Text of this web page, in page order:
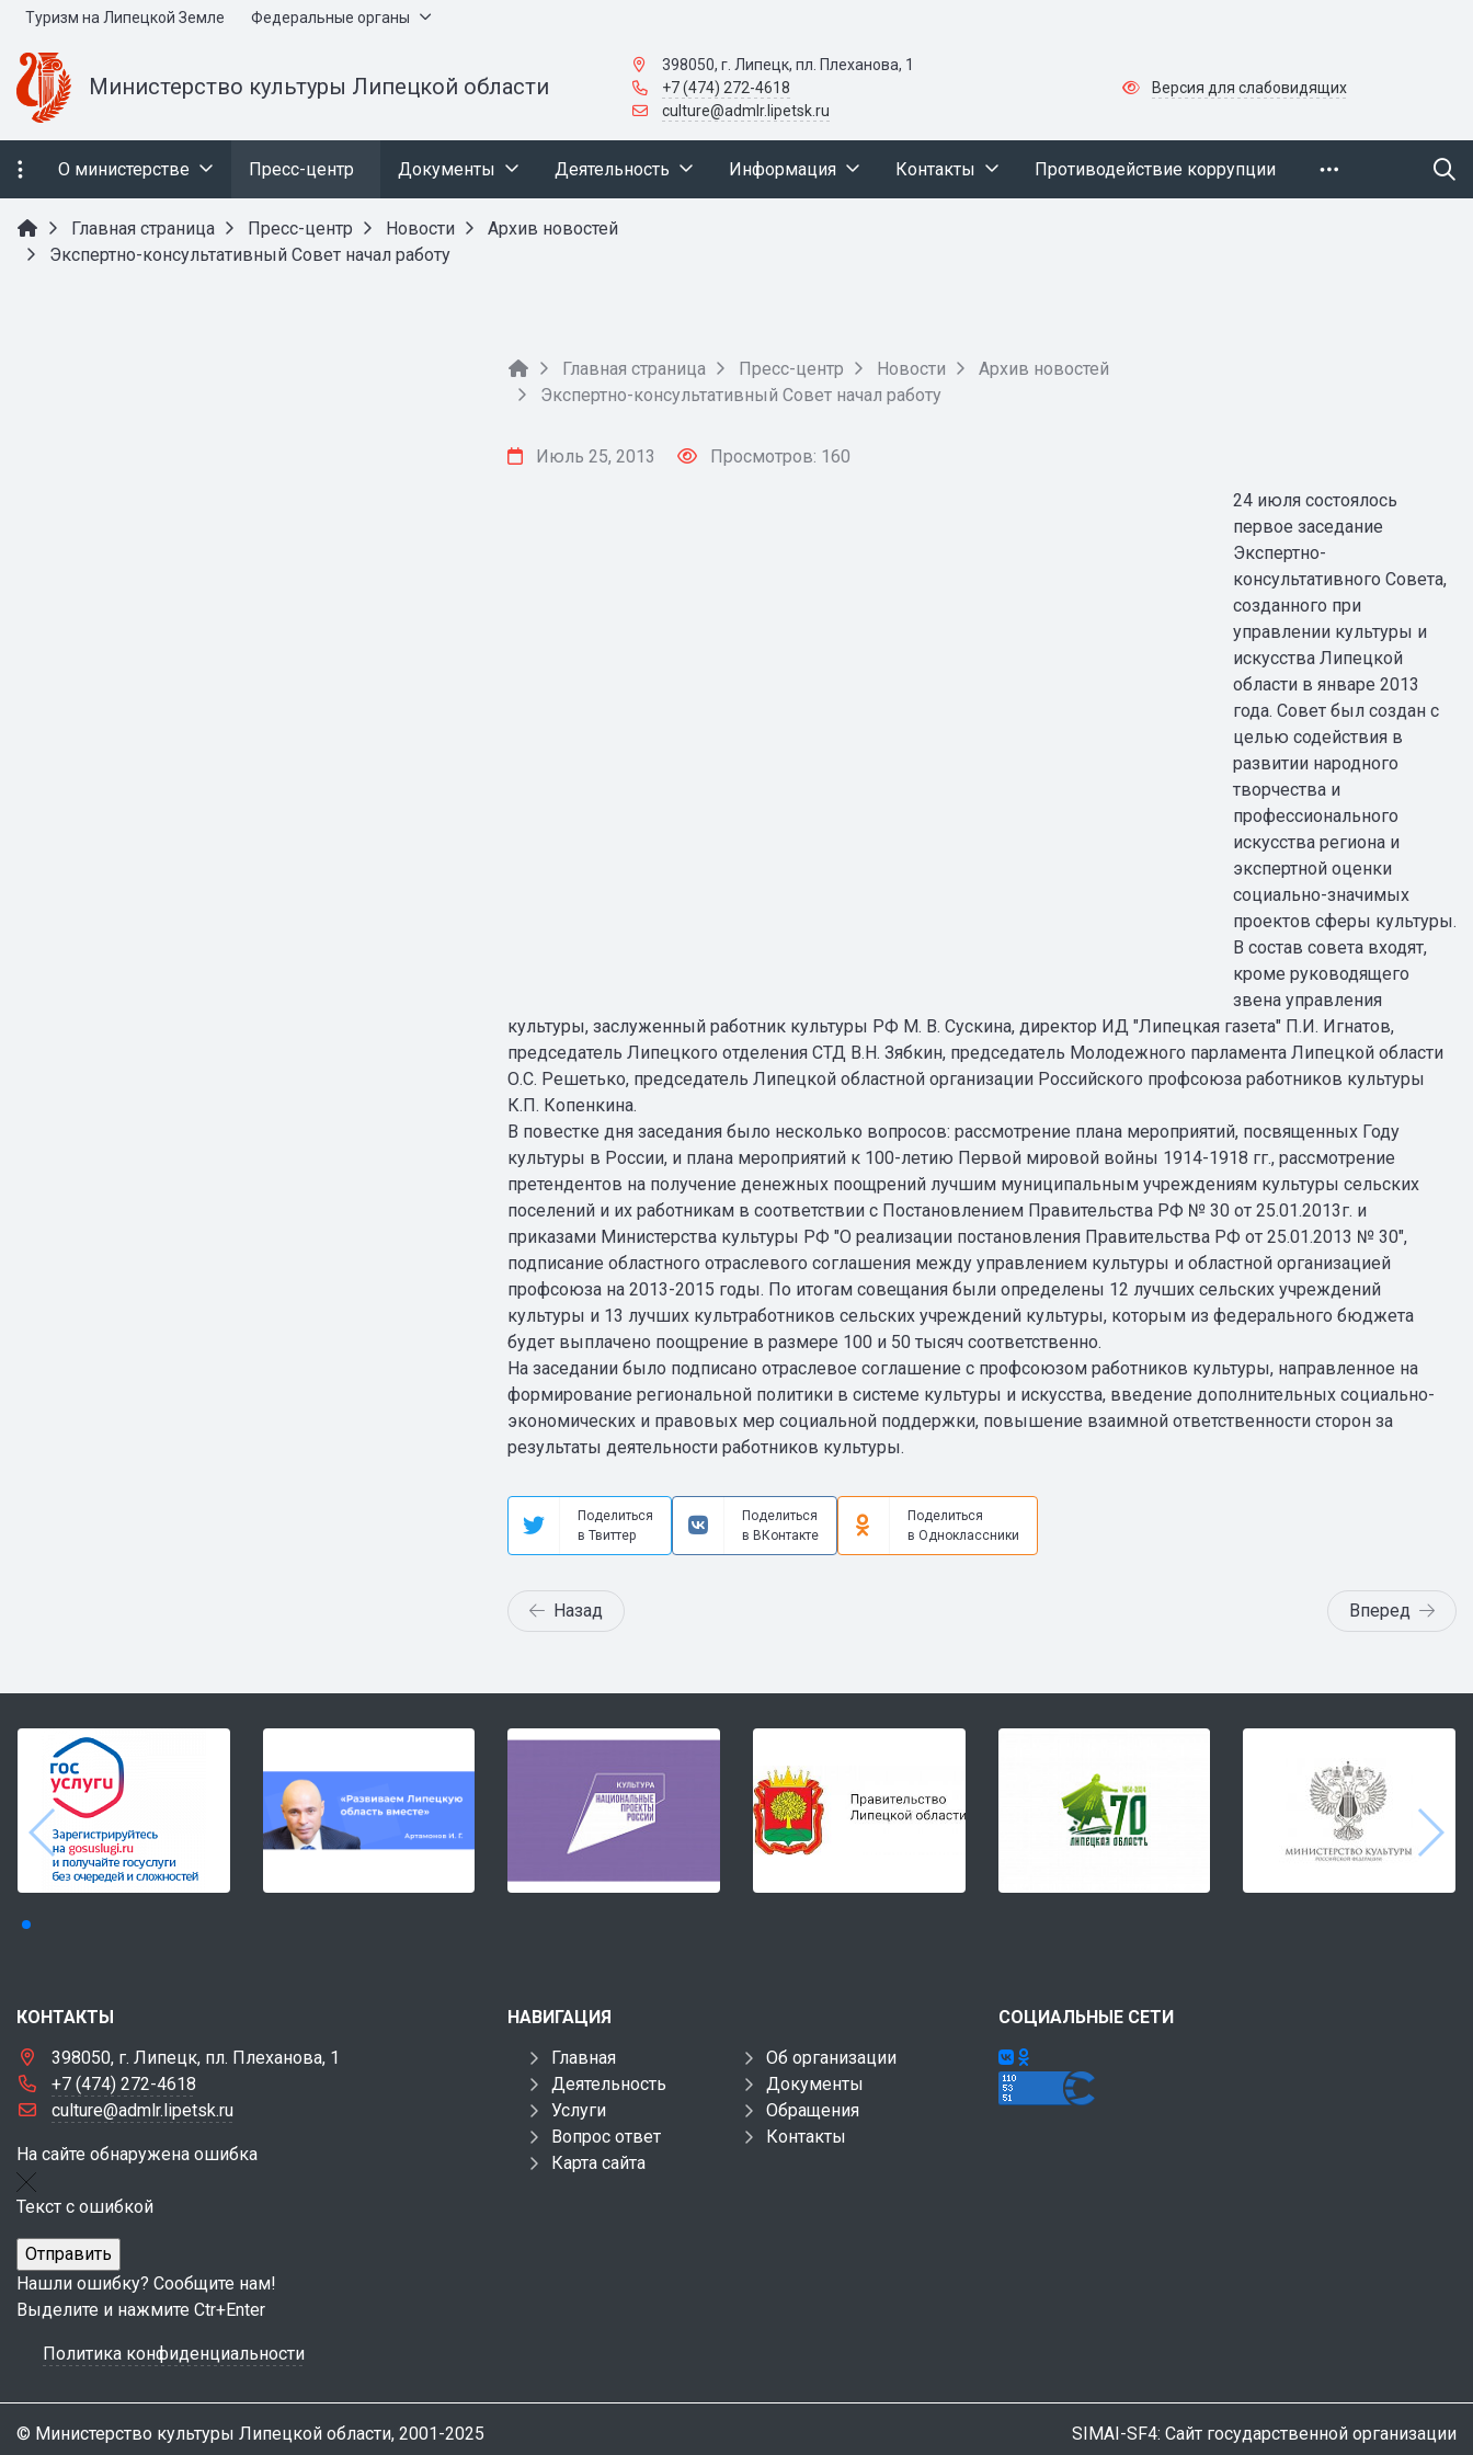
Туризм на Липецкой Земле Федеральные органы
Министерство культуры Липецкой области
398050, г. Липецк, пл. Плеханова, 1
+7 (474) 272-4618
culture@admlr.lipetsk.ru
Версия для слабовидящих
О министерстве Пресс-центр Документы Деятельность Информация Контакты Противодействие коррупции
Главная страница Пресс-центр Новости
Архив новостей
Экспертно-консультативный Совет начал работу
Главная страница Пресс-центр Новости
Архив новостей
Экспертно-консультативный Совет начал работу
Июль 25, 2013 Просмотров: 160
24 июля состоялось
первое заседание
Экспертно-
консультативного Совета,
созданного при
управлении культуры и
искусства Липецкой
области в январе 2013
года. Совет был создан с
целью содействия в
развитии народного
творчества и
профессионального
искусства региона и
экспертной оценки
социально-значимых
проектов сферы культуры.
В состав совета входят,
кроме руководящего
звена управления
культуры, заслуженный работник культуры РФ М. В. Сускина, директор ИД "Липецкая газета" П.И. Игнатов,
председатель Липецкого отделения СТД В.Н. Зябкин, председатель Молодежного парламента Липецкой области
О.С. Решетько, председатель Липецкой областной организации Российского профсоюза работников культуры
К.П. Копенкина.
В повестке дня заседания было несколько вопросов: рассмотрение плана мероприятий, посвященных Году
культуры в России, и плана мероприятий к 100-летию Первой мировой войны 1914-1918 гг., рассмотрение
претендентов на получение денежных поощрений лучшим муниципальным учреждениям культуры сельских
поселений и их работникам в соответствии с Постановлением Правительства РФ № 30 от 25.01.2013г. и
приказами Министерства культуры РФ "О реализации постановления Правительства РФ от 25.01.2013 № 30",
подписание областного отраслевого соглашения между управлением культуры и областной организацией
профсоюза на 2013-2015 годы. По итогам совещания были определены 12 лучших сельских учреждений
культуры и 13 лучших культработников сельских учреждений культуры, которым из федерального бюджета
будет выплачено поощрение в размере 100 и 50 тысяч соответственно.
На заседании было подписано отраслевое соглашение с профсоюзом работников культуры, направленное на
формирование региональной политики в системе культуры и искусства, введение дополнительных социально-
экономических и правовых мер социальной поддержки, повышение взаимной ответственности сторон за
результаты деятельности работников культуры.
Поделиться
в Твиттер
Поделиться
в ВКонтакте
Поделиться
в Одноклассники
Назад Вперед
КОНТАКТЫ
398050, г. Липецк, пл. Плеханова, 1
+7 (474) 272-4618
culture@admlr.lipetsk.ru
На сайте обнаружена ошибка
Текст с ошибкой
Нашли ошибку? Сообщите нам!
Выделите и нажмите Ctr+Enter
Политика конфиденциальности
НАВИГАЦИЯ
Главная
Об организации
Деятельность
Документы
Услуги
Обращения
Вопрос ответ
Контакты
Карта сайта
СОЦИАЛЬНЫЕ СЕТИ
© Министерство культуры Липецкой области, 2001-2025 SIMAI-SF4: Сайт государственной организации